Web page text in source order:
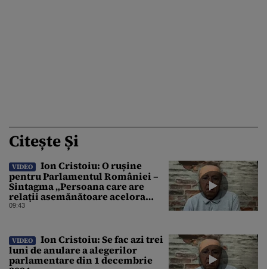
Citește Și
VIDEO
Ion Cristoiu: O rușine
pentru Parlamentul României –
Sintagma „Persoana care are
relații asemănătoare acelora
dintre soți” din Legea ANI
09:43
VIDEO
Ion Cristoiu: Se fac azi trei
luni de anulare a alegerilor
parlamentare din 1 decembrie